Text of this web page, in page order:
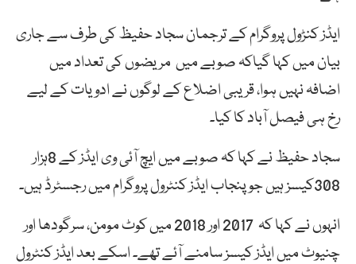
ایڈز کنڑول پروگرام کے ترجمان سجاد حفیظ کی طرف سے جاری
بیان میں کہا گیاکہ صوبے میں مریضوں کی تعداد میں
اضافہ نہیں ہوا، قریبی اضلاع کے لوگوں نے ادویات کے لیے
رخ ہی فیصل آباد کا کیا۔
سجاد حفیظ نے کہا کہ صوبے میں ایچ آئی وی ایڈز کے 8ہزار
308کیسز ہیں جو پنجاب ایڈز کنٹرول پروگرام میں رجسٹرڈ ہیں۔
انہوں نے کہا کہ 2017 اور 2018 میں کوٹ مومن، سرگودھا اور
چنیوٹ میں ایڈز کیسز سامنے آئے تھے۔ اسکے بعد ایڈز کنٹرول